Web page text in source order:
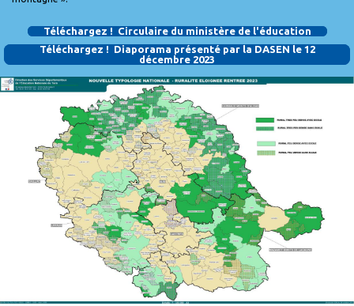
Téléchargez ! Circulaire du ministère de l'éducation
Téléchargez ! Diaporama présenté par la DASEN le 12
décembre 2023